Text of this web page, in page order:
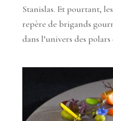
Stanislas. Et pourtant,
repère de brigands
dans l’univers des polars